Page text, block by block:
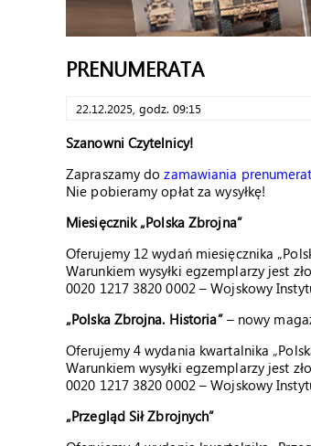
PRENUMERATA
22.12.2025, godz. 09:15
Szanowni Czytelnicy!
Zapraszamy dozamawiania
Nie pobieramy opłat za wysyłkę!
Miesięcznik „Polska Zbrojna”
Oferujemy 12 wydań miesięcznika
Warunkiem wysyłki egzemplarzy jest
0020 1217 3820 0002 – Wojskowy
„Polska Zbrojna. Historia” – nowy
Oferujemy 4 wydania kwartalnika
Warunkiem wysyłki egzemplarzy jest
0020 1217 3820 0002 – Wojskowy
„Przegląd Sił Zbrojnych”